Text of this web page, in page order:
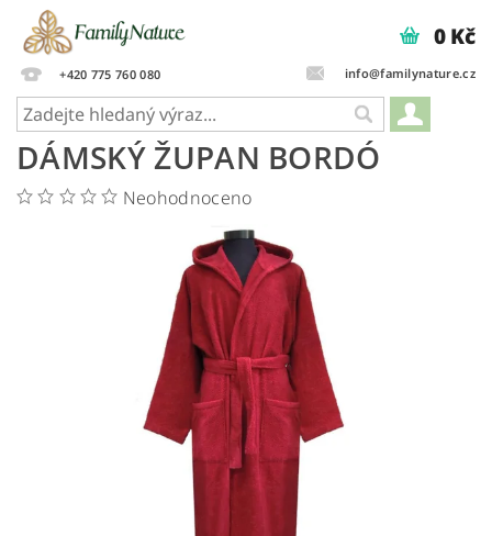
+420 775 760 080 info@familynature.cz
0 Kč
DÁMSKÝ ŽUPAN BORDÓ
Neohodnoceno